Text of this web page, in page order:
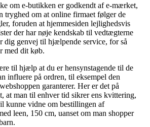
om e-butikken er godkendt af e-mærket,
tryghed om at online firmaet følger de
foruden at hjemmesiden lejlighedsvis
der har nøje kendskab til vedtægterne
dig genvej til hjælpende service, for så
med dit køb.
til hjælp at du er hensynstagende til de
influere på ordren, til eksempel den
garanterer. Her er det på
at man til enhver tid sikrer ens kvittering,
kunne vidne om bestillingen af
leen, 150 cm, uanset om man shopper